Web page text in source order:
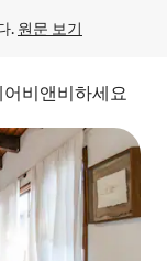
. 원문 보기
비앤비하세요